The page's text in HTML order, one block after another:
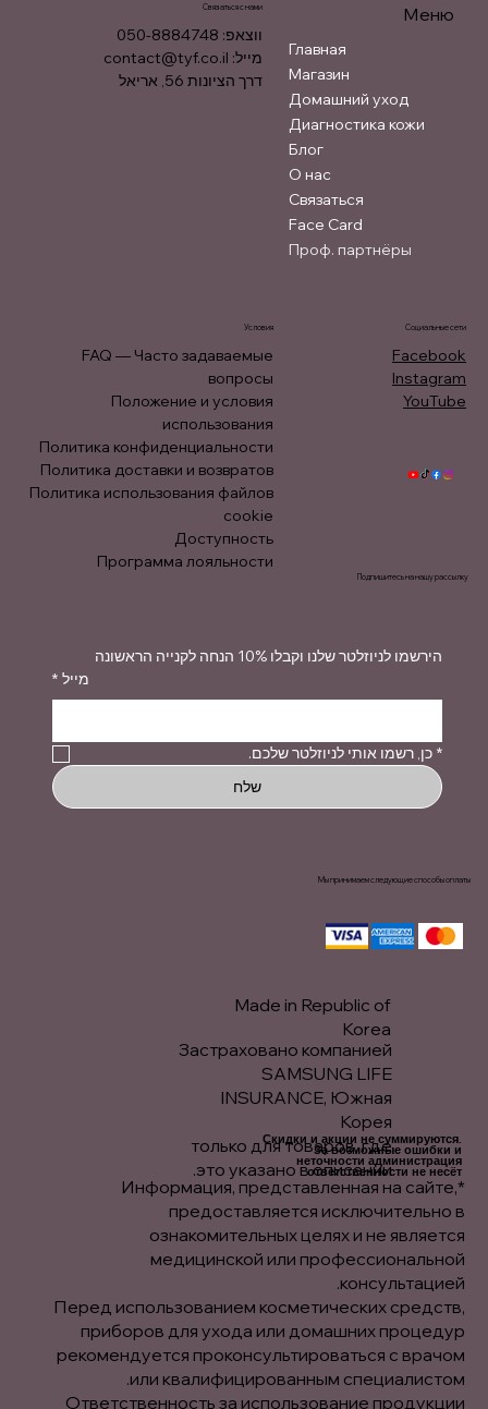
Меню
Главная
Магазин
Домашний уход
Диагностика кожи
Блог
О нас
Связаться
Face Card
Проф. партнёры
Условия
FAQ — Часто задаваемые
вопросы
Положение и условия
использования
Политика конфиденциальности
Политика доставки и возвратов
Политика использования файлов
cookie
Доступность
Программа лояльности
Связаться с нами
ווצאפ: 050-8884748
מייל: contact@tyf.co.il
דרך הציונות 56, אריאל
Социальные сети
Facebook
Instagram
YouTube
הירשמו לניוזלטר שלנו וקבלו 10% הנחה לקנייה הראשונה
* מייל
* כן, רשמו אותי לניוזלטר שלכם.
שלח
Подпишитесь на нашу рассылку
Мы принимаем следующие способы оплаты
Made in Republic of
Korea
Застраховано компанией
SAMSUNG LIFE
INSURANCE, Южная
Корея
только для товаров, где
это указано в описании.
Скидки и акции не суммируются.
За возможные ошибки и
неточности администрация
ответственности не несёт.
*Информация, представленная на сайте,
предоставляется исключительно в
ознакомительных целях и не является
медицинской или профессиональной
консультацией.
Перед использованием косметических средств,
приборов для ухода или домашних процедур
рекомендуется проконсультироваться с врачом
или квалифицированным специалистом.
Ответственность за использование продукции